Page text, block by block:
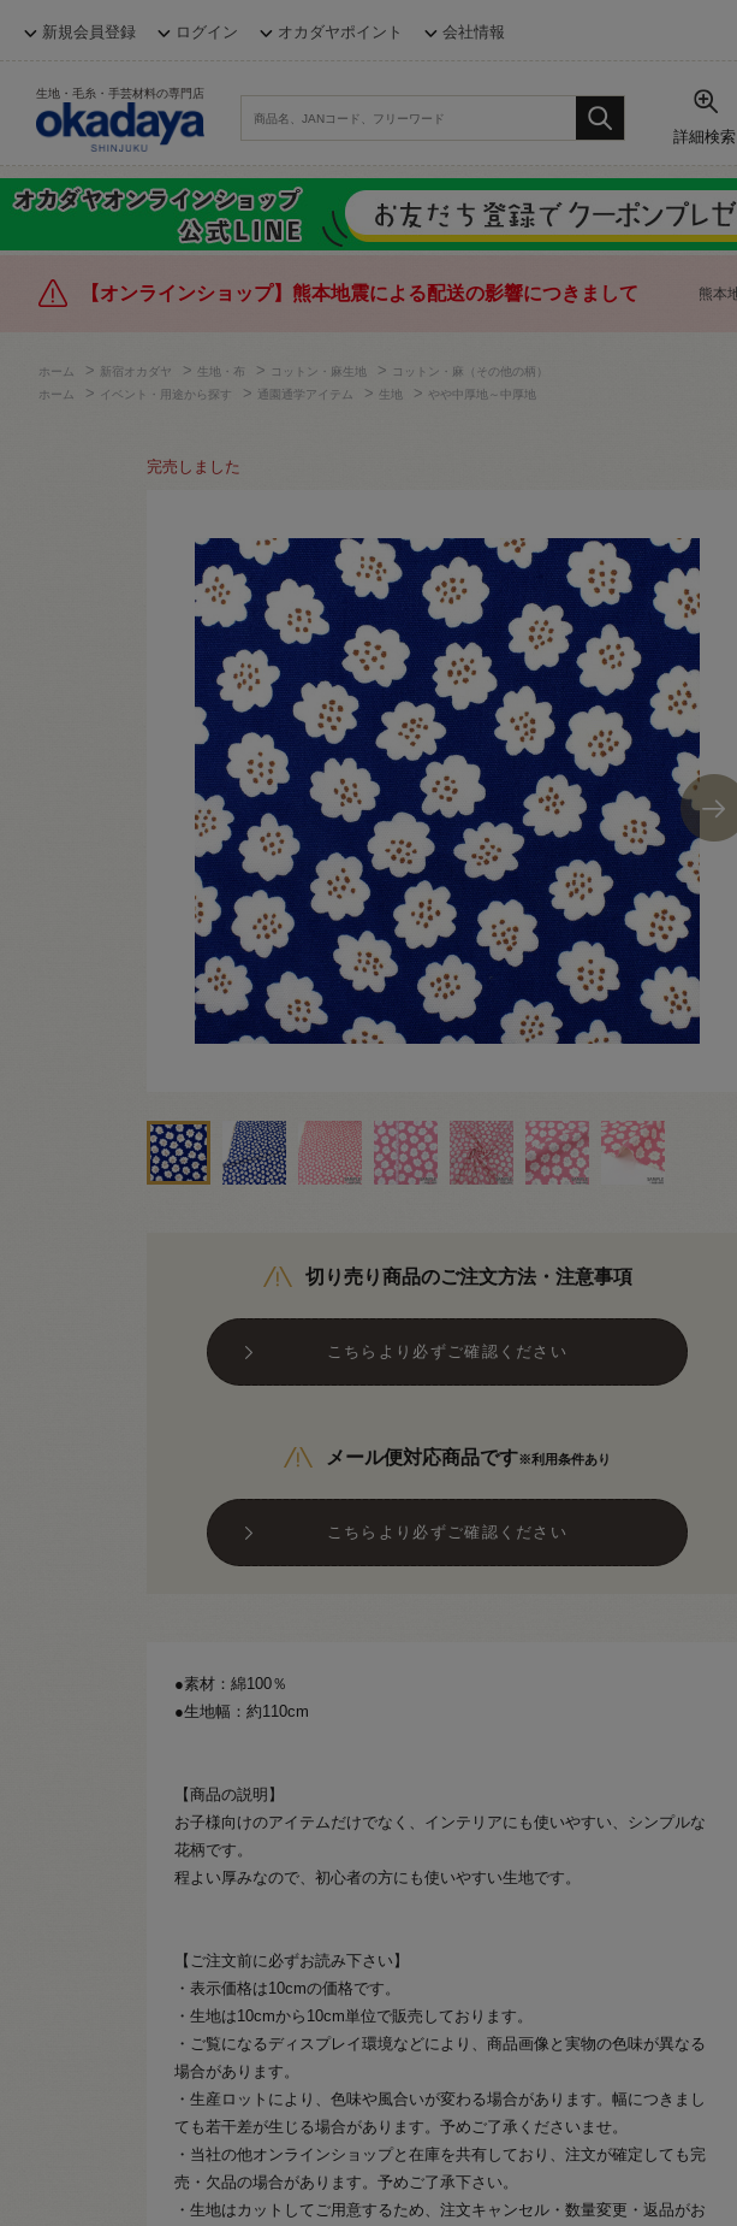
新規会員登録 ログイン オカダヤポイント 会社情報
生地・毛糸・手芸材料の専門店
詳細検索
【オンラインショップ】熊本地震による配送の影響につきまして 熊本
ホーム > 新宿オカダヤ > 生地・布 > コットン・麻生地 >
コットン・麻（その他の柄）
ホーム
> イベント・用途から探す > 通園通学アイテム > 生地 > やや中厚地～中厚地
完売しました
切り売り商品のご注文方法・注意事項
こちらより必ずご確認ください
メール便対応商品です※利用条件あり
こちらより必ずご確認ください
●素材：綿100％
●生地幅：約110cm
【商品の説明】
お子様向けのアイテムだけでなく、インテリアにも使いやすい、シンプルな
花柄です。
程よい厚みなので、初心者の方にも使いやすい生地です。
【ご注文前に必ずお読み下さい】
・表示価格は10cmの価格です。
・生地は10cmから10cm単位で販売しております。
・ご覧になるディスプレイ環境などにより、商品画像と実物の色味が異なる
場合があります。
・生産ロットにより、色味や風合いが変わる場合があります。幅につきまし
ても若干差が生じる場合があります。予めご了承くださいませ。
・当社の他オンラインショップと在庫を共有しており、注文が確定しても完
売・欠品の場合があります。予めご了承下さい。
・生地はカットしてご用意するため、注文キャンセル・数量変更・返品がお